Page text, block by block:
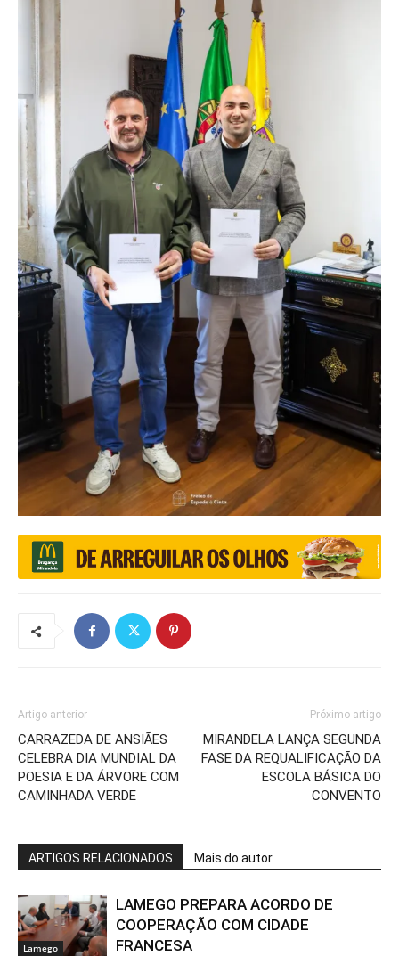
Artigo anterior
CARRAZEDA DE ANSIÃES
CELEBRA DIA MUNDIAL DA
POESIA E DA ÁRVORE COM
CAMINHADA VERDE
Próximo artigo
MIRANDELA LANÇA SEGUNDA
FASE DA REQUALIFICAÇÃO DA
ESCOLA BÁSICA DO
CONVENTO
ARTIGOS RELACIONADOS Mais do autor
Lamego
LAMEGO PREPARA ACORDO DE
COOPERAÇÃO COM CIDADE
FRANCESA